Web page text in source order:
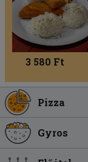
3 580 Ft
Pizza
Gyros